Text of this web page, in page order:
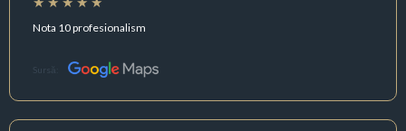
Nota 10 profesionalism
Sursă: